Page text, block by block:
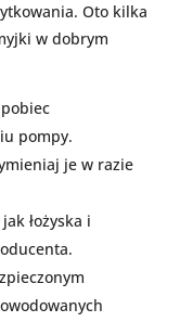
Oto kilka
w dobrym
pompy.
je w razie
łożyska i